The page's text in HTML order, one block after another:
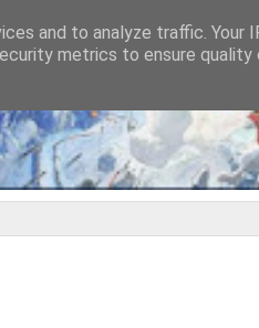
and to analyze traffic. Your
metrics to ensure